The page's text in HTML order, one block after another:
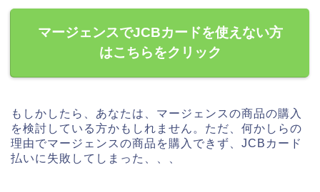
マージェンスでJCBカードを使えない方
はこちらをクリック
もしかしたら、あなたは、マージェンスの商品の購入
を検討している方かもしれません。ただ、何かしらの
理由でマージェンスの商品を購入できず、JCBカード
払いに失敗してしまった、、、